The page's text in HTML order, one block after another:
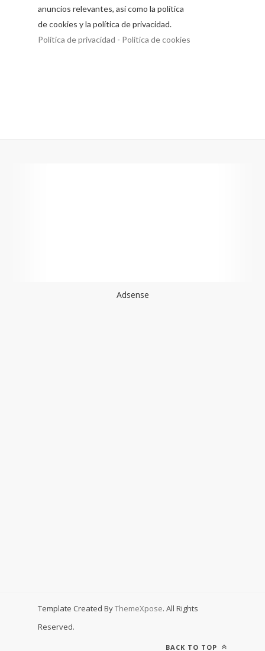
anuncios relevantes, así como la política
de cookies y la política de privacidad.
Política de privacidad - Política de cookies
Adsense
Template Created ByThemeXpose. All Rights
Reserved.
BACK TO TOP